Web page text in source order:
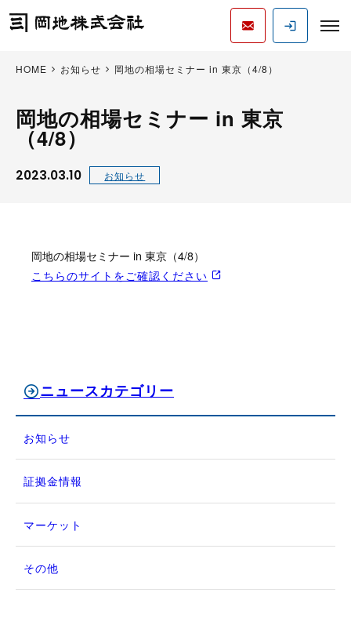
HOME お知らせ 岡地の相場セミナー in 東京（4/8）
岡地の相場セミナー in 東京
（4/8）
2023.03.10 お知らせ
岡地の相場セミナー in 東京（4/8）
こちらのサイトをご確認ください
ニュースカテゴリー
お知らせ
証拠金情報
マーケット
その他